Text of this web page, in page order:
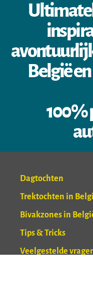
België
100%
Dagtochten
Trektochten in
Bivakzones in
Tips & Tricks
Veelgestelde